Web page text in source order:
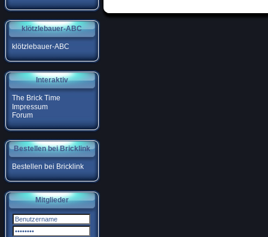
klötzlebauer-ABC
klötzlebauer-ABC
Interaktiv
The Brick Time
Impressum
Forum
Bestellen bei Bricklink
Bestellen bei Bricklink
Mitglieder